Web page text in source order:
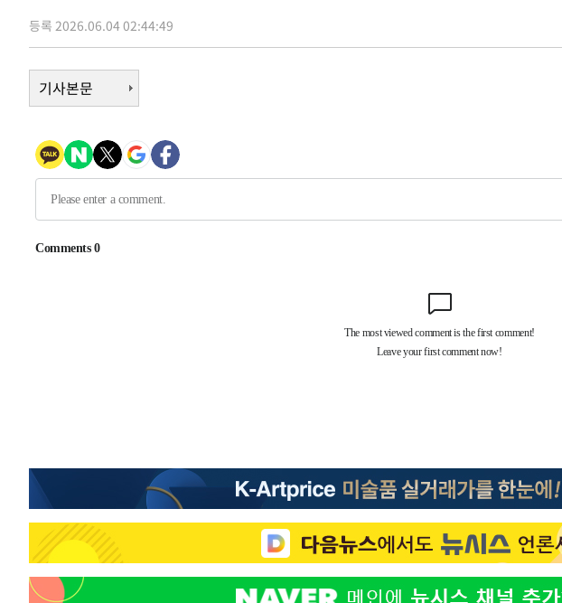
압수수색
-11571초 전 >[속보]원·달러 환율, 오전 9시 1423.8원
-11353초 전 >
[속보]코스닥, 5.95포인트(0.74%) 상승한 807.62개장
-11321초 전 >[속보]코스피, 6300선 재탈환…1.09% 오른 6365.07 개장
-8486초 전 > 시리아 다마스쿠스 교외에서 미니버스 폭발.. 14명 부상, 3명은 중태
-7784초 전 >입추에도 극한더위…서울 낮 39도 '폭염중대경보'
례 큰 폭발음
[속보]규제합리화위원회 부위원장에 김태유 서울대 공대 교수…이
[속보]국힘 윤리위, '돌려차기 발언' 진종오·서범수 징계 절차 개시
[속보] 7월 중국 수출 23.9%↑ 수입 27.5%↑…무역총액
-13422초 전 >"미 전국적 살모네라 식중독 원인은 멕시코산 할라피뇨"-- CDC
-11935초 전 >
[속보]경찰·노동부, HL만도 평택사업장 끼임 사망 관련 압수수색
압수수색
-11571초 전 > [속보]원·달러 환율, 오전 9시 1423.8원
-11367초 전 >[속보]삼성전자·SK하이닉스 동반 강보합…1%대 상승 출발
-11353초 전 >
[속보]코스닥, 5.95포인트(0.74%) 상승한 807.62개장
등록 2026.06.04 02:44:49
기사본문